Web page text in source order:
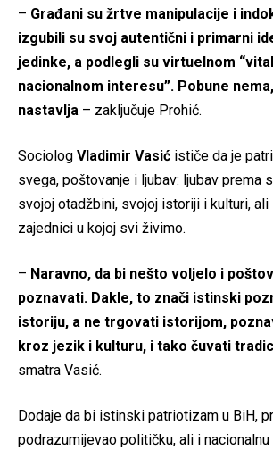
– Građani su žrtve manipulacije i
izgubili su svoj autentični i primarni
jedinke, a podlegli su virtuelnom
nacionalnom interesu”. Pobune
nastavlja – zaključuje Prohić.
Sociolog Vladimir Vasić ističe da je
svega, poštovanje i ljubav: ljubav prema
svojoj otadžbini, svojoj istoriji i kulturi, ali
zajednici u kojoj svi živimo.
– Naravno, da bi nešto voljelo i
poznavati. Dakle, to znači istinski
istoriju, a ne trgovati istorijom,
kroz jezik i kulturu, i tako čuvati
smatra Vasić.
Dodaje da bi istinski patriotizam u BiH,
podrazumijevao političku, ali i